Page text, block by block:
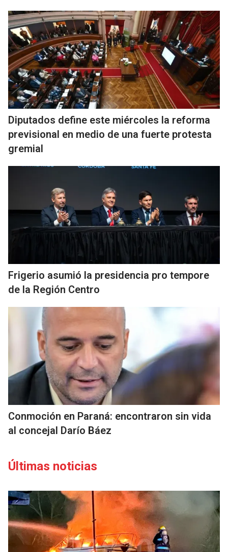
Diputados define este miércoles la reforma
previsional en medio de una fuerte protesta
gremial
Frigerio asumió la presidencia pro tempore
de la Región Centro
Conmoción en Paraná: encontraron sin vida
al concejal Darío Báez
Últimas noticias